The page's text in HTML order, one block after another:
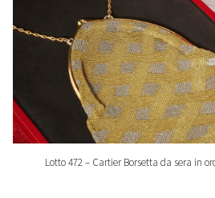
Lotto 472 – Cartier Borsetta da sera in